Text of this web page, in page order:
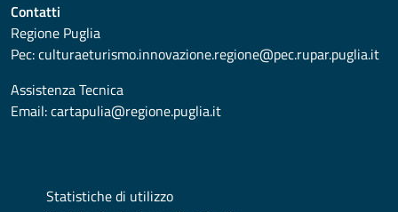
Contatti
Regione Puglia
Pec:culturaeturismo.innovazione.regione@pec.rupar.puglia.it
Assistenza Tecnica
Email:cartapulia@regione.puglia.it
Statistiche di utilizzo